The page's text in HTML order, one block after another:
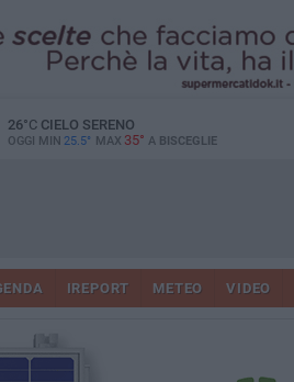
26°CCIELO SERENO
OGGI MIN 25.5° MAX 35° A BISCEGLIE
IREPORT METEO VIDEO